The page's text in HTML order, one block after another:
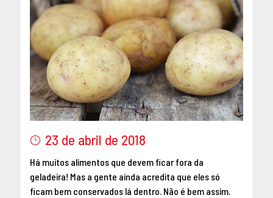
23 de abril de 2018
Há muitos alimentos que devem ficar fora da
geladeira! Mas a gente ainda acredita que eles só
ficam bem conservados lá dentro. Não é bem assim.